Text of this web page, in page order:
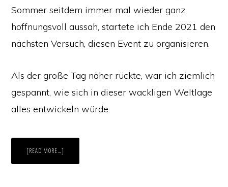
Sommer seitdem immer mal wieder ganz
hoffnungsvoll aussah, startete ich Ende 2021 den
nächsten Versuch, diesen Event zu organisieren.
Als der große Tag näher rückte, war ich ziemlich
gespannt, wie sich in dieser wackligen Weltlage
alles entwickeln würde.
[READ MORE…]
YOU